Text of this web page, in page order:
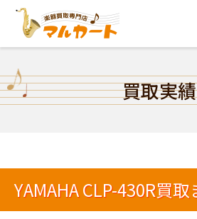
買取実績
YAMAHA CLP-430R買取